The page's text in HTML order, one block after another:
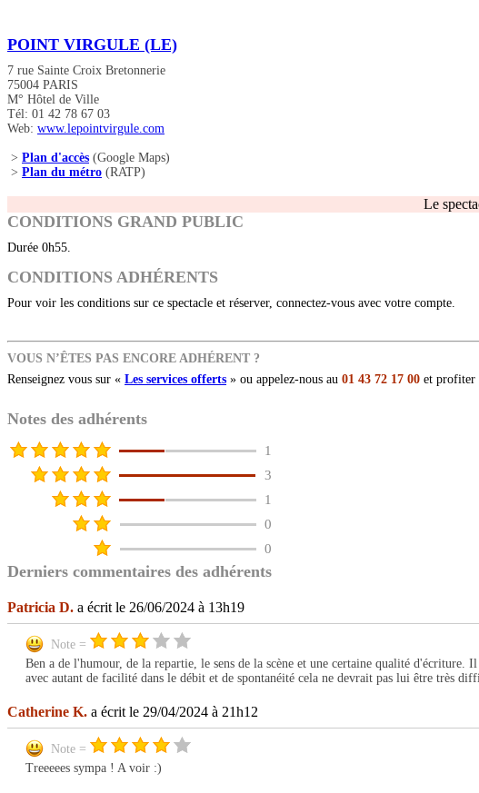
POINT VIRGULE (LE)
7 rue Sainte Croix Bretonnerie
75004 PARIS
M° Hôtel de Ville
Tél: 01 42 78 67 03
Web: www.lepointvirgule.com
> Plan d'accès (Google Maps)
> Plan du métro (RATP)
Le
CONDITIONS GRAND PUBLIC
Durée 0h55.
CONDITIONS ADHÉRENTS
Pour voir les conditions sur ce spectacle et réserver, connectez-vous avec votre compte.
VOUS N’ÊTES PAS ENCORE ADHÉRENT ?
Renseignez vous sur « Les services offerts » ou appelez-nous au 01 43 72 17 00 et profiter
Notes des adhérents
1
3
1
0
0
Derniers commentaires des adhérents
Patricia D. a écrit le 26/06/2024 à 13h19
Note =
Ben a de l'humour, de la repartie, le sens de la scène et une certaine qualité d'écriture.
avec autant de facilité dans le débit et de spontanéité cela ne devrait pas lui être très
Catherine K. a écrit le 29/04/2024 à 21h12
Note =
Treeeees sympa ! A voir :)